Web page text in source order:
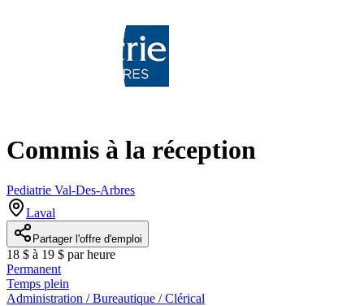
Commis à la réception
Pediatrie Val-Des-Arbres
Laval
Partager l'offre d'emploi
18 $ à 19 $ par heure
Permanent
Temps plein
Administration / Bureautique / Clérical